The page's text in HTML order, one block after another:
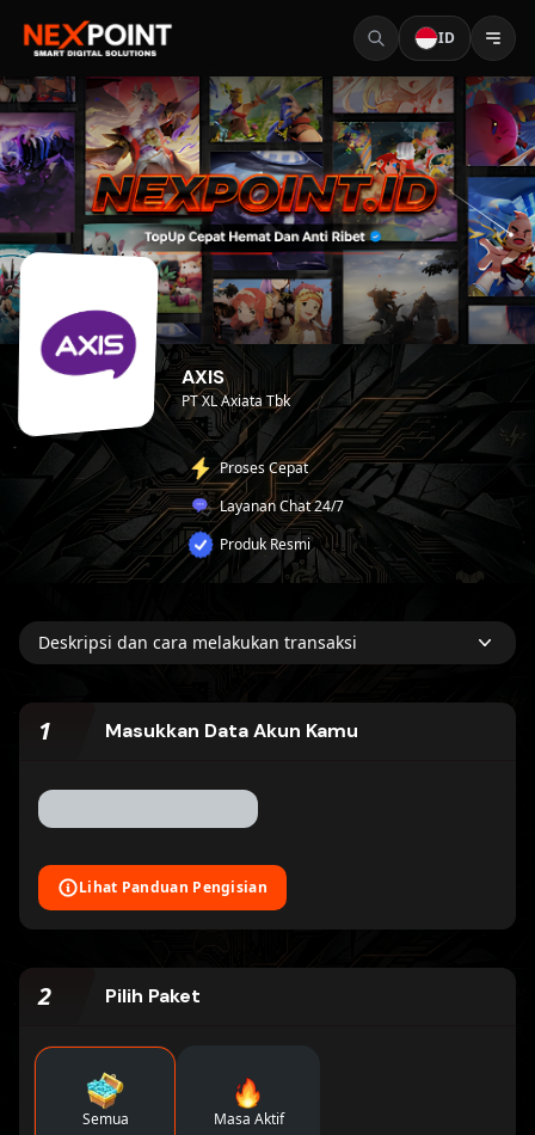
ID
AXIS
PT XL Axiata Tbk
Proses Cepat
Layanan Chat 24/7
Produk Resmi
Deskripsi dan cara melakukan transaksi
1 Masukkan Data Akun Kamu
Lihat Panduan Pengisian
2 Pilih Paket
Semua Masa Aktif